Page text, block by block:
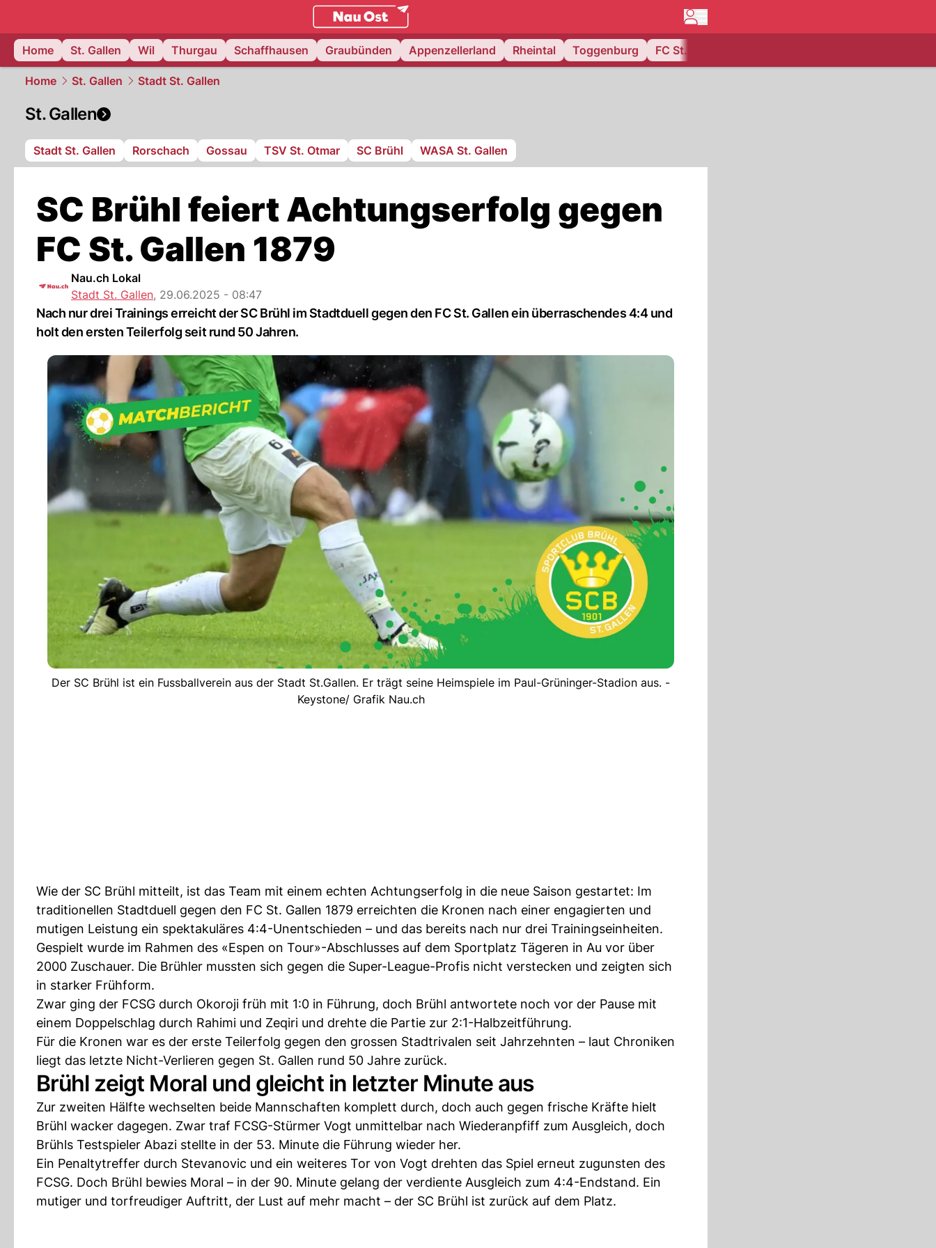
ostschweiz.NAU.ch
Home
St. Gallen Wil Thurgau Schaffhausen Graubünden Appenzellerland Rheintal Toggenburg FC St. Gallen
Home St. Gallen Stadt St. Gallen
St. Gallen
Stadt St. Gallen Rorschach Gossau TSV St. Otmar SC Brühl WASA St. Gallen
SC Brühl feiert Achtungserfolg gegen
FC St. Gallen 1879
Nau.ch Lokal
Stadt St. Gallen, 29.06.2025 - 08:47
Nach nur drei Trainings erreicht der SC Brühl im Stadtduell gegen den FC St. Gallen ein überraschendes 4:4 und
holt den ersten Teilerfolg seit rund 50 Jahren.
Der SC Brühl ist ein Fussballverein aus der Stadt St.Gallen. Er trägt seine Heimspiele im Paul-Grüninger-Stadion aus. -
Keystone/ Grafik Nau.ch
Wie der SC Brühl mitteilt, ist das Team mit einem echten Achtungserfolg in die neue Saison gestartet: Im
traditionellen Stadtduell gegen den FC St. Gallen 1879 erreichten die Kronen nach einer engagierten und
mutigen Leistung ein spektakuläres 4:4-Unentschieden – und das bereits nach nur drei Trainingseinheiten.
Gespielt wurde im Rahmen des «Espen on Tour»-Abschlusses auf dem Sportplatz Tägeren in Au vor über
2000 Zuschauer. Die Brühler mussten sich gegen die Super-League-Profis nicht verstecken und zeigten sich
in starker Frühform.
Zwar ging der FCSG durch Okoroji früh mit 1:0 in Führung, doch Brühl antwortete noch vor der Pause mit
einem Doppelschlag durch Rahimi und Zeqiri und drehte die Partie zur 2:1-Halbzeitführung.
Für die Kronen war es der erste Teilerfolg gegen den grossen Stadtrivalen seit Jahrzehnten – laut Chroniken
liegt das letzte Nicht-Verlieren gegen St. Gallen rund 50 Jahre zurück.
Brühl zeigt Moral und gleicht in letzter Minute aus
Zur zweiten Hälfte wechselten beide Mannschaften komplett durch, doch auch gegen frische Kräfte hielt
Brühl wacker dagegen. Zwar traf FCSG-Stürmer Vogt unmittelbar nach Wiederanpfiff zum Ausgleich, doch
Brühls Testspieler Abazi stellte in der 53. Minute die Führung wieder her.
Ein Penaltytreffer durch Stevanovic und ein weiteres Tor von Vogt drehten das Spiel erneut zugunsten des
FCSG. Doch Brühl bewies Moral – in der 90. Minute gelang der verdiente Ausgleich zum 4:4-Endstand. Ein
mutiger und torfreudiger Auftritt, der Lust auf mehr macht – der SC Brühl ist zurück auf dem Platz.